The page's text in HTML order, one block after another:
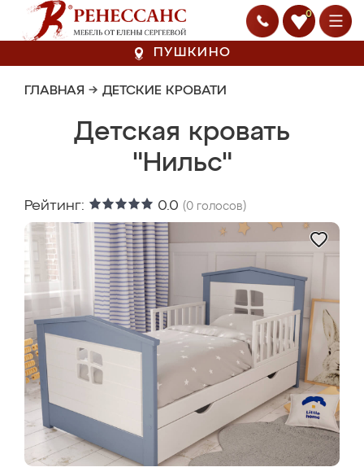
0
ПУШКИНО
ГЛАВНАЯ → ДЕТСКИЕ КРОВАТИ
Детская кровать
"Нильс"
Рейтинг: 0.0 (0 голосов)